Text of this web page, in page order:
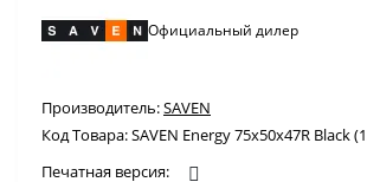
Производитель:SAVEN
Код Товара:SAVEN Energy 75х50х47R Black
Печатная версия:
Официальный дилер